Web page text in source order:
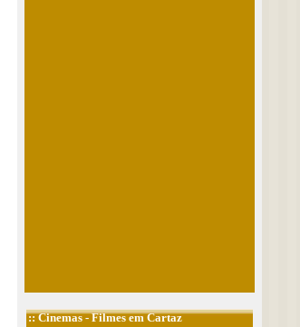
::Cinemas- Filmes em Cartaz